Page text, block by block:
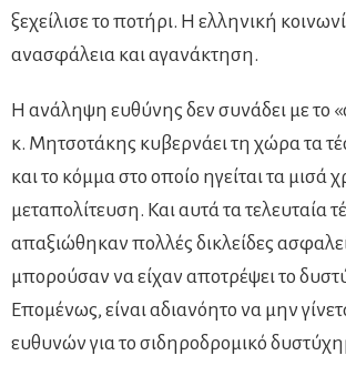
ξεχείλισε το ποτήρι. Η ελληνική
ανασφάλεια και αγανάκτηση.
Η ανάληψη ευθύνης δεν συνάδει με το
κ. Μητσοτάκης κυβερνάει τη χώρα τα
και το κόμμα στο οποίο ηγείται τα μισά
μεταπολίτευση. Και αυτά τα τελευταία
απαξιώθηκαν πολλές δικλείδες
μπορούσαν να είχαν αποτρέψει το
Επομένως, είναι αδιανόητο να μην
ευθυνών για το σιδηροδρομικό